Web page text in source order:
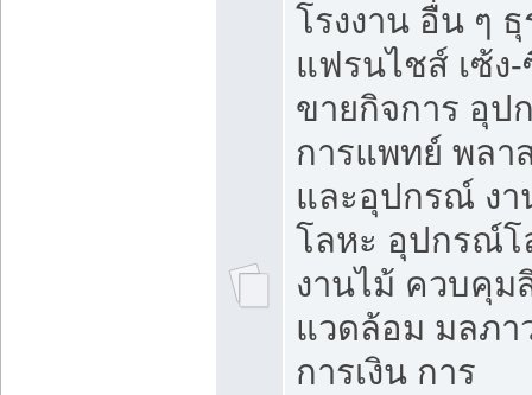
โรงงาน อื่น ๆ
แฟรนไชส์ เซ้ง
ขายกิจการ อุป
การแพทย์ พลา
และอุปกรณ์ งา
โลหะ อุปกรณ์โ
งานไม้ ควบคุม
แวดล้อม มลภา
การเงิน การ